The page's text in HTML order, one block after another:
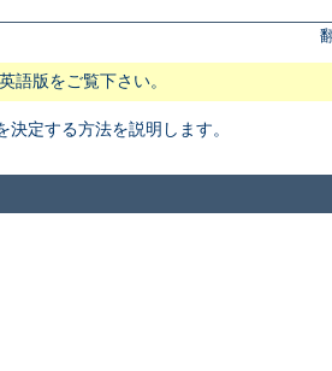
語版をご覧下さい。
定する方法を説明します。